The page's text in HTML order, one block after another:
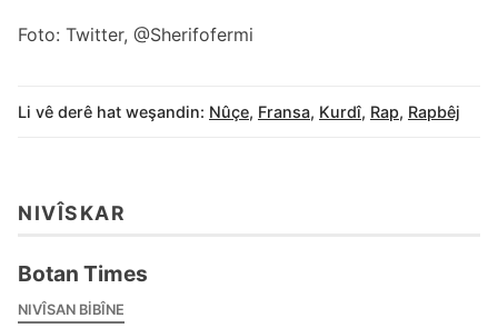
Foto: Twitter, @Sherifofermi
Li vê derê hat weşandin: Nûçe, Fransa, Kurdî, Rap, Rapbêj
NIVÎSKAR
Botan Times
NIVÎSAN BIBÎNE